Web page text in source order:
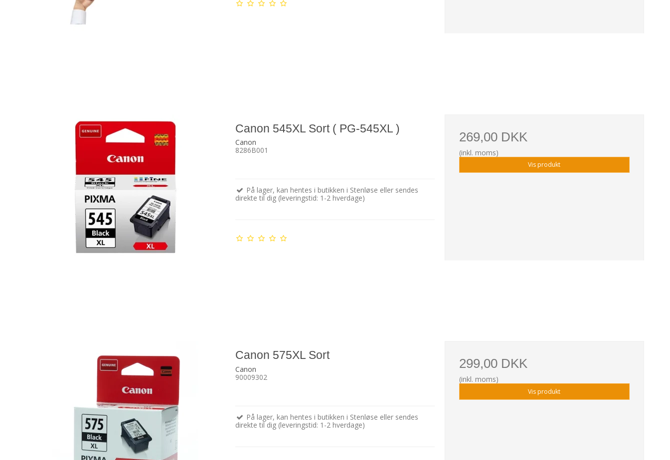
Canon 545XL Sort ( PG-545XL )
Canon
8286B001
På lager, kan hentes i butikken i Stenløse eller sendes
direkte til dig (leveringstid: 1-2 hverdage)
269,00 DKK
(inkl. moms)
Vis produkt
Canon 575XL Sort
Canon
90009302
På lager, kan hentes i butikken i Stenløse eller sendes
direkte til dig (leveringstid: 1-2 hverdage)
299,00 DKK
(inkl. moms)
Vis produkt